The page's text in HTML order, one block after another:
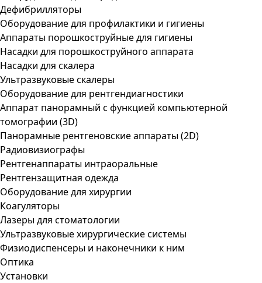
Дефибрилляторы
Оборудование для профилактики и гигиены
Аппараты порошкоструйные для гигиены
Насадки для порошкоструйного аппарата
Насадки для скалера
Ультразвуковые скалеры
Оборудование для рентгендиагностики
Аппарат панорамный с функцией компьютерной
томографии (3D)
Панорамные рентгеновские аппараты (2D)
Радиовизиографы
Рентгенаппараты интраоральные
Рентгензащитная одежда
Оборудование для хирургии
Коагуляторы
Лазеры для стоматологии
Ультразвуковые хирургические системы
Физиодиспенсеры и наконечники к ним
Оптика
Установки